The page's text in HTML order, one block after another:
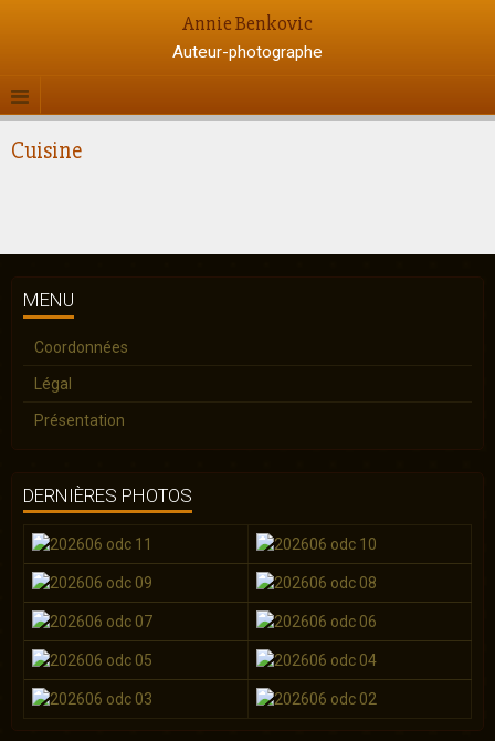
Annie Benkovic
Auteur-photographe
Cuisine
MENU
Coordonnées
Légal
Présentation
DERNIÈRES PHOTOS